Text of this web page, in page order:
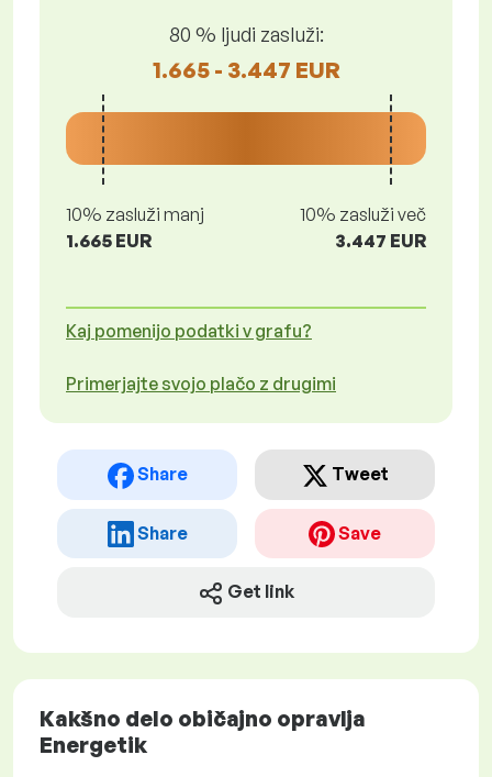
80 % ljudi zasluži:
1.665 - 3.447 EUR
10% zasluži manj
1.665 EUR
10% zasluži več
3.447 EUR
Kaj pomenijo podatki v grafu?
Primerjajte svojo plačo z drugimi
Share Tweet
Share Save
Get link
Kakšno delo običajno opravlja
Energetik